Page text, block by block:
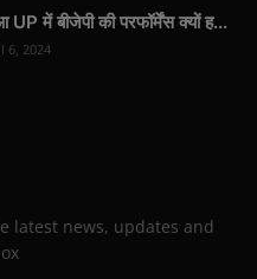
में बीजेपी की परफॉर्मेंस क्यों ह...
6, 2024
latest news, updates and